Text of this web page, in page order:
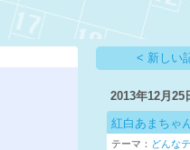
< 新しい
2013年12月25
紅白あまちゃ
テーマ： どんな